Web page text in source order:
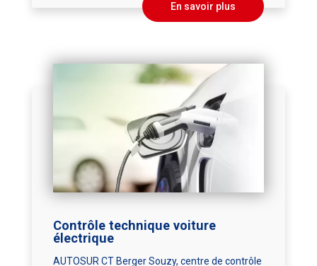
En savoir plus
Contrôle technique voiture
électrique
AUTOSUR CT Berger Souzy, centre de contrôle